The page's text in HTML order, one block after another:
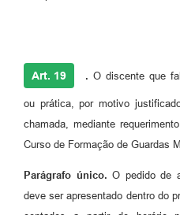
Art. 19 . O discente que
ou prática, por motivo
chamada, mediante
Curso de Formação de Guardas
Parágrafo único. O pedido de
deve ser apresentado dentro do